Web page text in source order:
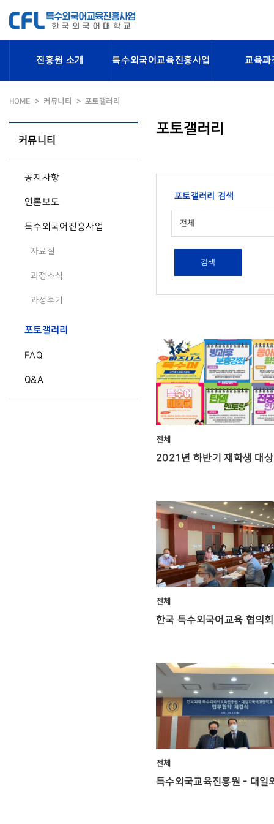
진흥원 소개 특수외국어교육진흥사업 교육과
HOME 커뮤니티 포토갤러리
커뮤니티
공지사항
언론보도
특수외국어진흥사업
자료실
과정소식
과정후기
포토갤러리
FAQ
Q&A
포토갤러리
포토갤러리 검색
전체
검색
전체
전체
전체